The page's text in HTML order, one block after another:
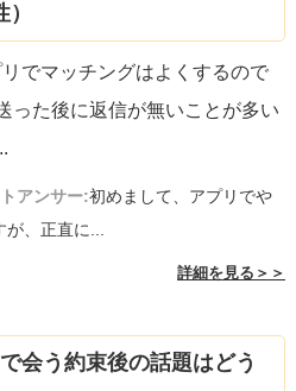
でマッチングはよくするので
った後に返信が無いことが多い
アンサー:初めまして、アプリでや
が、正直に...
詳細を見る＞＞
会う約束後の話題はどう